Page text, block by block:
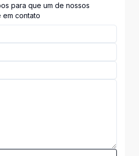
para que um de nossos
em contato